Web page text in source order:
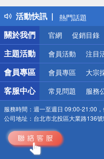
活動快訊
得獎公告
熱門話題
銀行優惠
偏遠地區配送
詐騙網頁！請
關於我們
官網 促銷目錄
主題活動 會員活動 注目
會員專區 會員專區 大宗
客服中心 常見問題 服務
服務時間： 週一至週日 09:00-21:00
公司地址： 台北市北投區大業路136